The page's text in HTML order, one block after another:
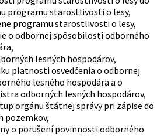
programu starostlivosti o lesy,
programu starostlivosti o lesy,
o odbornej spôsobilosti odborného
lesných hospodárov,
platnosti osvedčenia o odbornej
lesného hospodára a o
odborných lesných hospodárov,
orgánu štátnej správy pri zápise do
pozemkov,
o porušení povinnosti odborného